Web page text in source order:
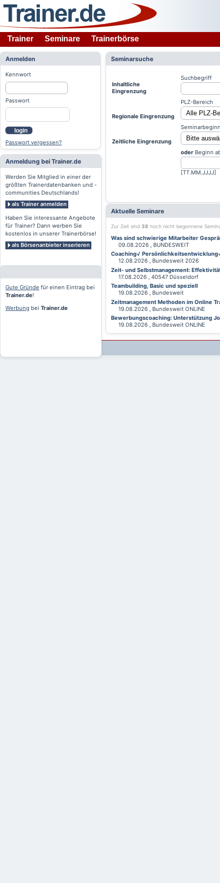
Trainer Seminare Trainerbörse
Anmelden
Kennwort
Passwort
login
Passwort vergessen?
Anmeldung bei Trainer.de
Werden Sie Mitglied in einer der
größten Trainerdatenbanken und -
communities Deutschlands!
als Trainer anmelden
Haben Sie interessante Angebote
für Trainer? Dann werben Sie
kostenlos in unserer Trainerbörse!
als Börsenanbieter inserieren
Gute Gründe für einen Eintrag bei
Trainer.de!
Werbung bei Trainer.de
Seminarsuche
Inhaltliche
Eingrenzung
Suchbegriff
Regionale Eingrenzung
PLZ-Bereich
Zeitliche Eingrenzung
oder Beginn
[TT.MM.JJJJ]
Aktuelle Seminare
Zur Zeit sind 38 noch nicht begonnene
Was sind schwierige Mitarbeiter
09.08.2026 , BUNDESWEIT
Coaching√
12.08.2026 , Bundesweit 2026
Zeit- und Selbstmanagement:
17.08.2026 , 40547 Düsseldorf
Teambuilding, Basic und speziell
19.08.2026 , Bundesweit
Zeitmanagement Methoden im Online
19.08.2026 , Bundesweit ONLINE
Bewerbungscoaching: Unterstützung
19.08.2026 , Bundesweit ONLINE